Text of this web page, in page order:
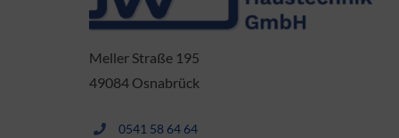
Meller Straße 195
49084 Osnabrück
0541 58 64 64